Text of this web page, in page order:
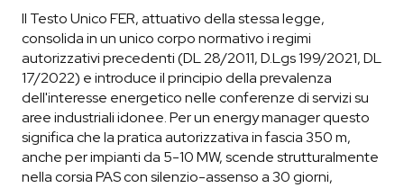
Il Testo Unico FER, attuativo della stessa legge,
consolida in un unico corpo normativo i regimi
autorizzativi precedenti (DL 28/2011, D.Lgs 199/2021, DL
17/2022) e introduce il principio della prevalenza
dell'interesse energetico nelle conferenze di servizi su
aree industriali idonee. Per un energy manager questo
significa che la pratica autorizzativa in fascia 350 m,
anche per impianti da 5-10 MW, scende strutturalmente
nella corsia PAS con silenzio-assenso a 30 giorni,